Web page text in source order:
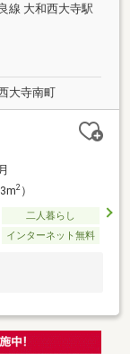
線 大和西大寺駅
大寺南町
2）
二人暮らし
インターネット無料